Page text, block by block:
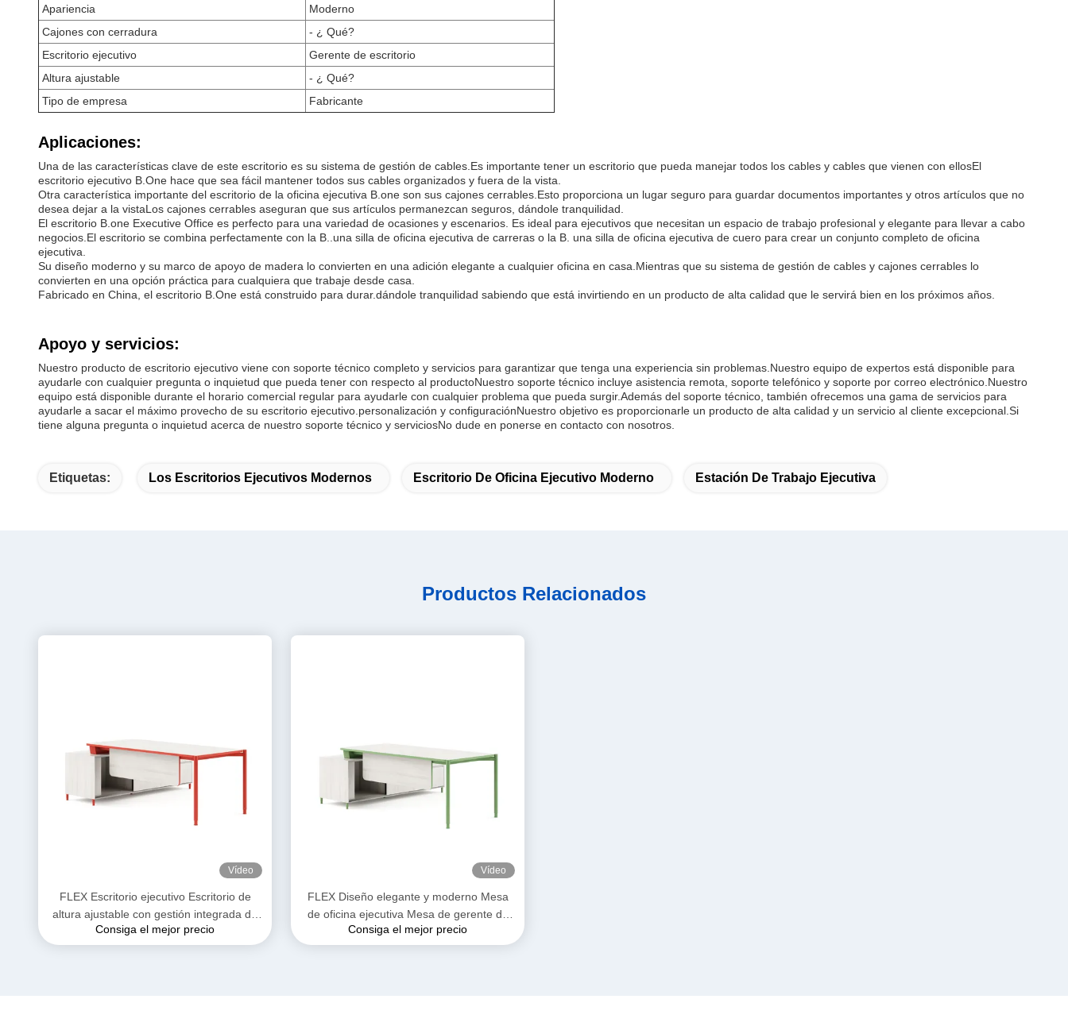
Apariencia
Moderno
Cajones con cerradura
- ¿ Qué?
Escritorio ejecutivo
Gerente de escritorio
Altura ajustable
- ¿ Qué?
Tipo de empresa
Fabricante
Aplicaciones:
Una de las características clave de este escritorio es su sistema de gestión de cables.Es importante tener un escritorio que pueda manejar todos los cables y cables que vienen con ellosEl
escritorio ejecutivo B.One hace que sea fácil mantener todos sus cables organizados y fuera de la vista.
Otra característica importante del escritorio de la oficina ejecutiva B.one son sus cajones cerrables.Esto proporciona un lugar seguro para guardar documentos importantes y otros artículos que no
desea dejar a la vistaLos cajones cerrables aseguran que sus artículos permanezcan seguros, dándole tranquilidad.
El escritorio B.one Executive Office es perfecto para una variedad de ocasiones y escenarios. Es ideal para ejecutivos que necesitan un espacio de trabajo profesional y elegante para llevar a cabo
negocios.El escritorio se combina perfectamente con la B..una silla de oficina ejecutiva de carreras o la B. una silla de oficina ejecutiva de cuero para crear un conjunto completo de oficina
ejecutiva.
Su diseño moderno y su marco de apoyo de madera lo convierten en una adición elegante a cualquier oficina en casa.Mientras que su sistema de gestión de cables y cajones cerrables lo
convierten en una opción práctica para cualquiera que trabaje desde casa.
Fabricado en China, el escritorio B.One está construido para durar.dándole tranquilidad sabiendo que está invirtiendo en un producto de alta calidad que le servirá bien en los próximos años.
Apoyo y servicios:
Nuestro producto de escritorio ejecutivo viene con soporte técnico completo y servicios para garantizar que tenga una experiencia sin problemas.Nuestro equipo de expertos está disponible para
ayudarle con cualquier pregunta o inquietud que pueda tener con respecto al productoNuestro soporte técnico incluye asistencia remota, soporte telefónico y soporte por correo electrónico.Nuestro
equipo está disponible durante el horario comercial regular para ayudarle con cualquier problema que pueda surgir.Además del soporte técnico, también ofrecemos una gama de servicios para
ayudarle a sacar el máximo provecho de su escritorio ejecutivo.personalización y configuraciónNuestro objetivo es proporcionarle un producto de alta calidad y un servicio al cliente excepcional.Si
tiene alguna pregunta o inquietud acerca de nuestro soporte técnico y serviciosNo dude en ponerse en contacto con nosotros.
Etiquetas: Los Escritorios Ejecutivos Modernos Escritorio De Oficina Ejecutivo Moderno Estación De Trabajo Ejecutiva
Productos Relacionados
Vídeo
FLEX Escritorio ejecutivo Escritorio de
altura ajustable con gestión integrada de
cables
Consiga el mejor precio
Vídeo
FLEX Diseño elegante y moderno Mesa
de oficina ejecutiva Mesa de gerente de
oficina funcional
Consiga el mejor precio